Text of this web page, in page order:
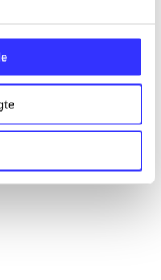
på udgivelser